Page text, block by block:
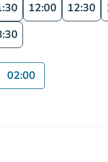
12:00 12:30
02:00